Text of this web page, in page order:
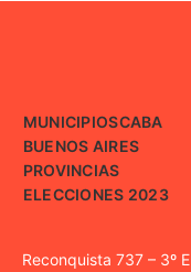
MUNICIPIOSCABA
BUENOS AIRES
PROVINCIAS
ELECCIONES 2023
Reconquista 737 – 3º E